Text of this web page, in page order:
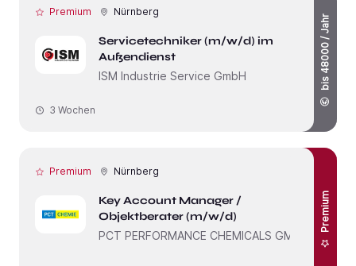
Premium Nürnberg
Servicetechniker (m/w/d) im
Außendienst
ISM Industrie Service GmbH
bis 48000 / Jahr
3 Wochen
Premium Nürnberg
Key Account Manager /
Objektberater (m/w/d)
PCT PERFORMANCE CHEMICALS GMBH
Premium